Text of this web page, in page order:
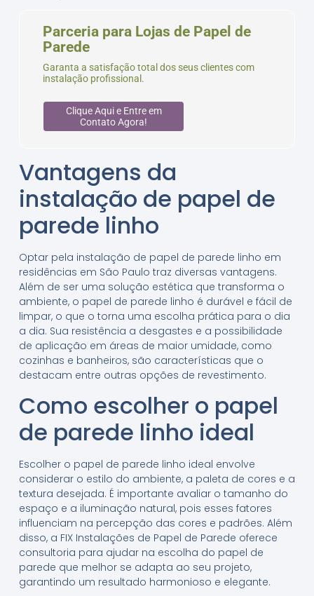
Parceria para Lojas de Papel de
Parede
Garanta a satisfação total dos seus clientes com
instalação profissional.
Clique Aqui e Entre em
Contato Agora!
Vantagens da
instalação de papel de
parede linho
Optar pela instalação de papel de parede linho em
residências em São Paulo traz diversas vantagens.
Além de ser uma solução estética que transforma o
ambiente, o papel de parede linho é durável e fácil de
limpar, o que o torna uma escolha prática para o dia
a dia. Sua resistência a desgastes e a possibilidade
de aplicação em áreas de maior umidade, como
cozinhas e banheiros, são características que o
destacam entre outras opções de revestimento.
Como escolher o papel
de parede linho ideal
Escolher o papel de parede linho ideal envolve
considerar o estilo do ambiente, a paleta de cores e a
textura desejada. É importante avaliar o tamanho do
espaço e a iluminação natural, pois esses fatores
influenciam na percepção das cores e padrões. Além
disso, a FIX Instalações de Papel de Parede oferece
consultoria para ajudar na escolha do papel de
parede que melhor se adapta ao seu projeto,
garantindo um resultado harmonioso e elegante.